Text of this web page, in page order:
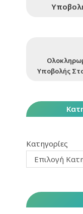
Υποβολής
Κατηγορίες
Επιλογή